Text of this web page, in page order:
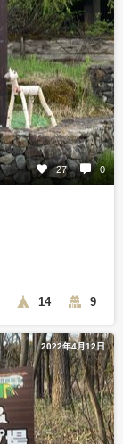
27 0
14 9
2022年4月12日